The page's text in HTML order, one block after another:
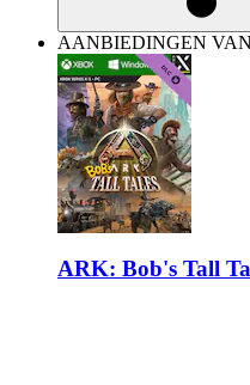
AANBIEDINGEN
ARK: Bob's Tall